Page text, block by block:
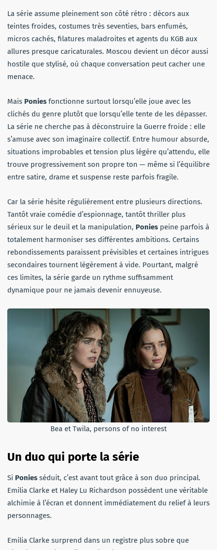
La série assume pleinement son côté rétro : décors aux
teintes froides, costumes très seventies, bars enfumés,
micros cachés, filatures maladroites et agents du KGB aux
allures presque caricaturales. Moscou devient un décor aussi
hostile que stylisé, où chaque conversation peut cacher une
menace.
Mais Ponies fonctionne surtout lorsqu’elle joue avec les
clichés du genre plutôt que lorsqu’elle tente de les dépasser.
La série ne cherche pas à déconstruire la Guerre froide : elle
s’amuse avec son imaginaire collectif. Entre humour absurde,
situations improbables et tension plus légère qu’attendu, elle
trouve progressivement son propre ton — même si l’équilibre
entre satire, drame et suspense reste parfois fragile.
Car la série hésite régulièrement entre plusieurs directions.
Tantôt vraie comédie d’espionnage, tantôt thriller plus
sérieux sur le deuil et la manipulation, Ponies peine parfois à
totalement harmoniser ses différentes ambitions. Certains
rebondissements paraissent prévisibles et certaines intrigues
secondaires tournent légèrement à vide. Pourtant, malgré
ces limites, la série garde un rythme suffisamment
dynamique pour ne jamais devenir ennuyeuse.
Bea et Twila, persons of no interest
Un duo qui porte la série
Si Ponies séduit, c’est avant tout grâce à son duo principal.
Emilia Clarke et Haley Lu Richardson possèdent une véritable
alchimie à l’écran et donnent immédiatement du relief à leurs
personnages.
Emilia Clarke surprend dans un registre plus sobre que